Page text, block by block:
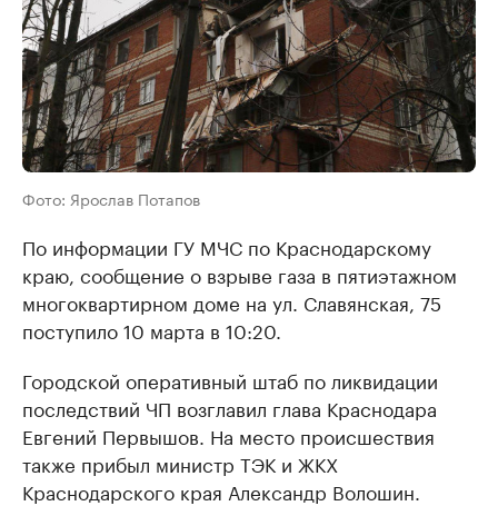
Фото: Ярослав Потапов
По информации ГУ МЧС по Краснодарскому
краю, сообщение о взрыве газа в пятиэтажном
многоквартирном доме на ул. Славянская, 75
поступило 10 марта в 10:20.
Городской оперативный штаб по ликвидации
последствий ЧП возглавил глава Краснодара
Евгений Первышов. На место происшествия
также прибыл министр ТЭК и ЖКХ
Краснодарского края Александр Волошин.